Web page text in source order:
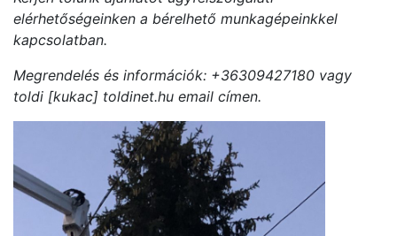
elérhetőségeinken a bérelhető munkagépeinkkel
kapcsolatban.
Megrendelés és információk: +36309427180 vagy
toldi [kukac] toldinet.hu email címen.